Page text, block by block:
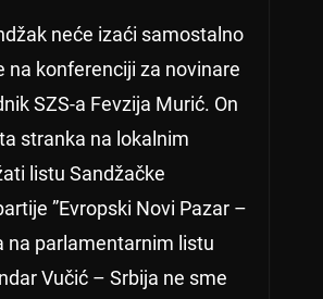
neće izaći samostalno
na konferenciji za novinare
SZS-a Fevzija Murić. On
stranka na lokalnim
listu Sandžačke
”Evropski Novi Pazar –
na parlamentarnim listu
Vučić – Srbija ne sme